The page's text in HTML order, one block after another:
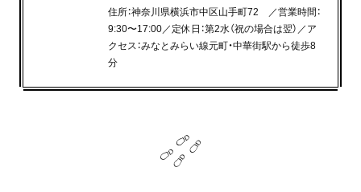
住所：神奈川県横浜市中区山手町72 ／営業時間：
9:30〜17:00／定休日：第2水（祝の場合は翌）／ア
クセス：みなとみらい線元町・中華街駅から徒歩8
分